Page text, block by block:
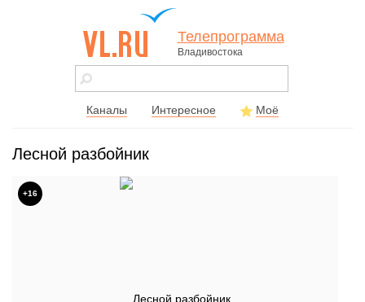
vl.ru - сайт
города
Телепрограмма
Владивостока
Каналы Интересное Моё
Лесной разбойник
+16